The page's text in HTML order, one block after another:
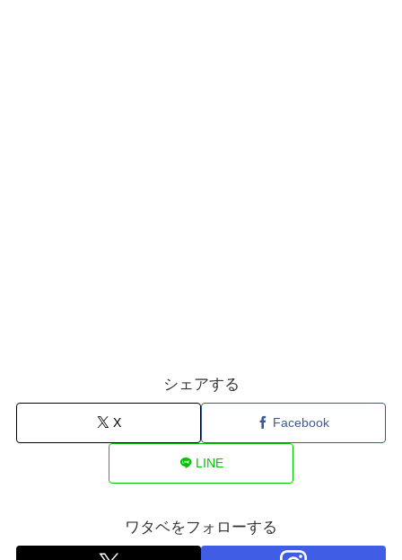
シェアする
X Facebook
LINE
ワタベをフォローする